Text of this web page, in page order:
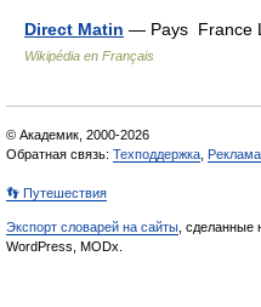
Direct Matin — Pays France
Wikipédia en Français
© Академик, 2000-2026
Обратная связь: Техподдержка
👣 Путешествия
Экспорт словарей на сайты , сделанные
WordPress, MODx.